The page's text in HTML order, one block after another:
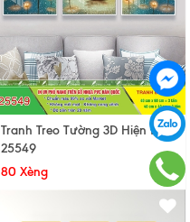
Tranh Treo Tường 3D Hiện Đại
25549
80 Xèng